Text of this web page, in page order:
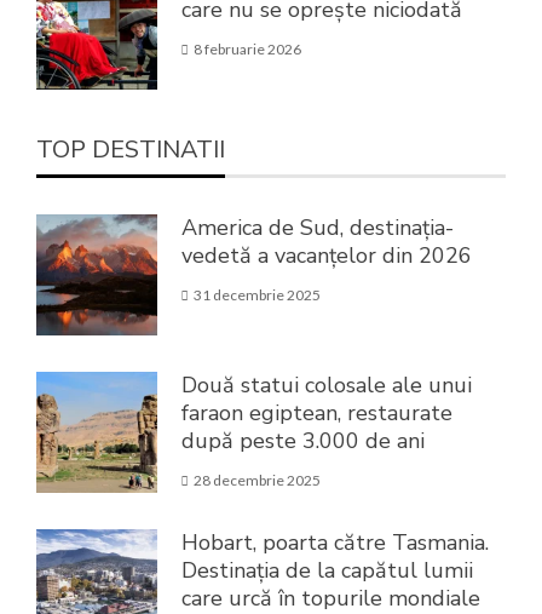
care nu se oprește niciodată
8 februarie 2026
TOP DESTINATII
America de Sud, destinația-
vedetă a vacanțelor din 2026
31 decembrie 2025
Două statui colosale ale unui
faraon egiptean, restaurate
după peste 3.000 de ani
28 decembrie 2025
Hobart, poarta către Tasmania.
Destinația de la capătul lumii
care urcă în topurile mondiale